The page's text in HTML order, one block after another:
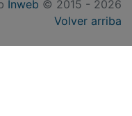
Volver arriba